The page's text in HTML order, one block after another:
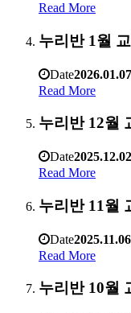
Read More
누리반 1월
Date2026.01.07
Read More
누리반 12월
Date2025.12.02
Read More
누리반 11월
Date2025.11.06
Read More
누리반 10월